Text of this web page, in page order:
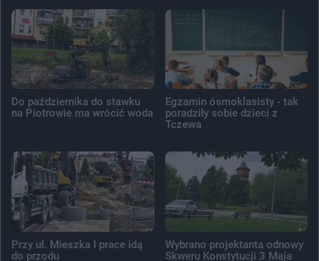
Do października do stawku
na Piotrowie ma wrócić woda
Egzamin ósmoklasisty - tak
poradziły sobie dzieci z
Tczewa
Przy ul. Mieszka I prace idą
do przodu
Wybrano projektanta odnowy
Skweru Konstytucji 3 Maja